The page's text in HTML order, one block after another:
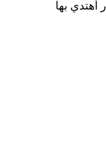
أهتدي بها